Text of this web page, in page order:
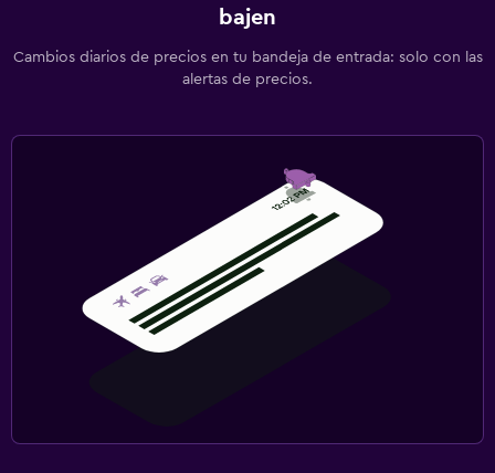
bajen
Cambios diarios de precios en tu bandeja de entrada: solo con las
alertas de precios.